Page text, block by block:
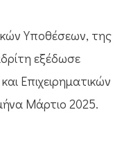
Υποθέσεων, της
εξέδωσε
Επιχειρηματικών
Μάρτιο 2025.